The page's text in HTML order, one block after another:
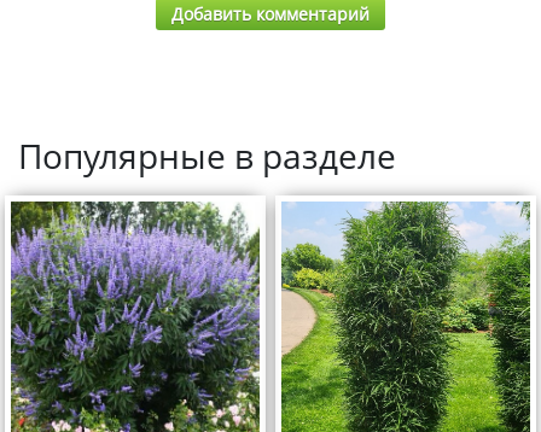
Добавить комментарий
Популярные в разделе